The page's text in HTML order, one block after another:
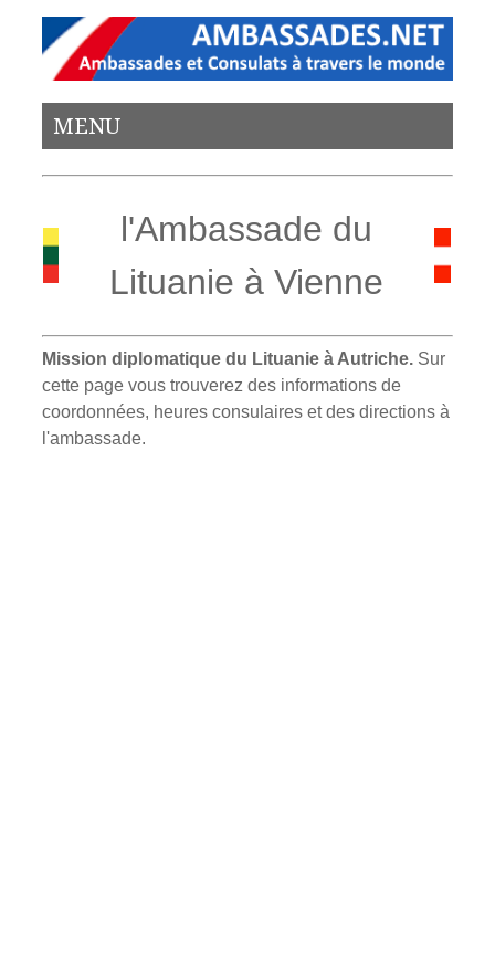
MENU
l'Ambassade du
Lituanie à Vienne
Mission diplomatique du Lituanie à Autriche. Sur
cette page vous trouverez des informations de
coordonnées, heures consulaires et des directions à
l'ambassade.